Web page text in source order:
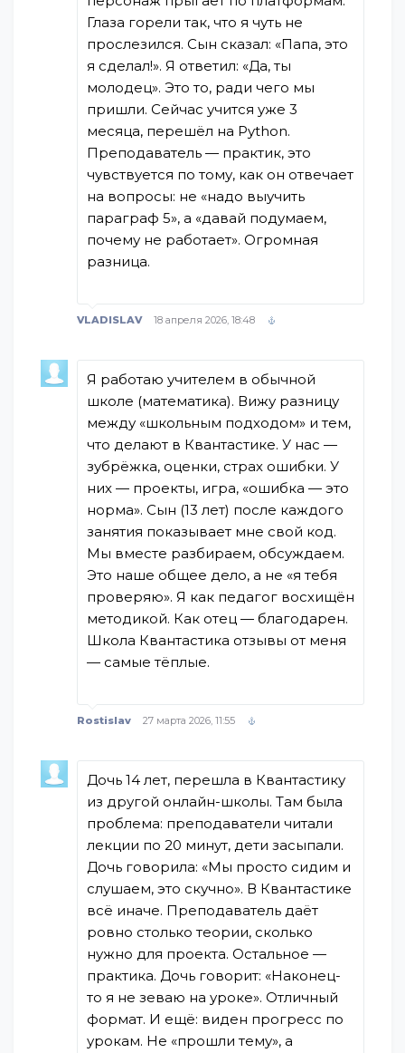
Глаза горели так, что я чуть не
прослезился. Сын сказал: «Папа, это
я сделал!». Я ответил: «Да, ты
молодец». Это то, ради чего мы
пришли. Сейчас учится уже 3
месяца, перешёл на Python.
Преподаватель — практик, это
чувствуется по тому, как он отвечает
на вопросы: не «надо выучить
параграф 5», а «давай подумаем,
почему не работает». Огромная
разница.
VLADISLAV 18 апреля 2026, 18:48
Я работаю учителем в обычной
школе (математика). Вижу разницу
между «школьным подходом» и тем,
что делают в Квантастике. У нас —
зубрёжка, оценки, страх ошибки. У
них — проекты, игра, «ошибка — это
норма». Сын (13 лет) после каждого
занятия показывает мне свой код.
Мы вместе разбираем, обсуждаем.
Это наше общее дело, а не «я тебя
проверяю». Я как педагог восхищён
методикой. Как отец — благодарен.
Школа Квантастика отзывы от меня
— самые тёплые.
Rostislav 27 марта 2026, 11:55
Дочь 14 лет, перешла в Квантастику
из другой онлайн-школы. Там была
проблема: преподаватели читали
лекции по 20 минут, дети засыпали.
Дочь говорила: «Мы просто сидим и
слушаем, это скучно». В Квантастике
всё иначе. Преподаватель даёт
ровно столько теории, сколько
нужно для проекта. Остальное —
практика. Дочь говорит: «Наконец-
то я не зеваю на уроке». Отличный
формат. И ещё: виден прогресс по
урокам. Не «прошли тему», а